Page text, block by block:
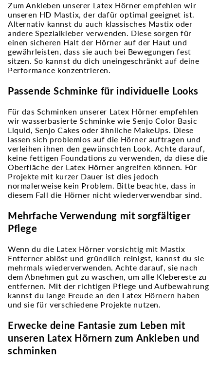
Zum Ankleben unserer Latex Hörner empfehlen wir
unseren HD Mastix, der dafür optimal geeignet ist.
Alternativ kannst du auch klassisches Mastix oder
andere Spezialkleber verwenden. Diese sorgen für
einen sicheren Halt der Hörner auf der Haut und
gewährleisten, dass sie auch bei Bewegungen fest
sitzen. So kannst du dich uneingeschränkt auf deine
Performance konzentrieren.
Passende Schminke für individuelle Looks
Für das Schminken unserer Latex Hörner empfehlen
wir wasserbasierte Schminke wie Senjo Color Basic
Liquid, Senjo Cakes oder ähnliche MakeUps. Diese
lassen sich problemlos auf die Hörner auftragen und
verleihen ihnen den gewünschten Look. Achte darauf,
keine fettigen Foundations zu verwenden, da diese die
Oberfläche der Latex Hörner angreifen können. Für
Projekte mit kurzer Dauer ist dies jedoch
normalerweise kein Problem. Bitte beachte, dass in
diesem Fall die Hörner nicht wiederverwendbar sind.
Mehrfache Verwendung mit sorgfältiger
Pflege
Wenn du die Latex Hörner vorsichtig mit Mastix
Entferner ablöst und gründlich reinigst, kannst du sie
mehrmals wiederverwenden. Achte darauf, sie nach
dem Abnehmen gut zu waschen, um alle Klebereste zu
entfernen. Mit der richtigen Pflege und Aufbewahrung
kannst du lange Freude an den Latex Hörnern haben
und sie für verschiedene Projekte nutzen.
Erwecke deine Fantasie zum Leben mit
unseren Latex Hörnern zum Ankleben und
schminken